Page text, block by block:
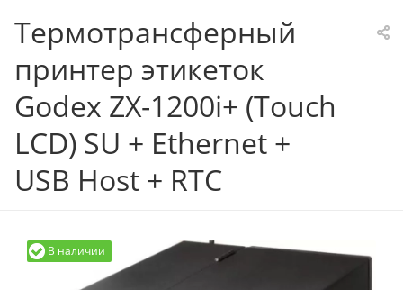
Термотрансферный
принтер этикеток
Godex ZX-1200i+ (Touch
LCD) SU + Ethernet +
USB Host + RTC
В наличии